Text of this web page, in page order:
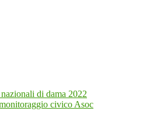
di dama 2022
civico Asoc